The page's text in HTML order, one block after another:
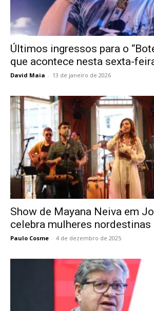
Últimos ingressos para o
que acontece nesta sexta-
David Maia - 13 de janeiro de 2026
Show de Mayana Neiva em
celebra mulheres nordestinas
Paulo Cosme - 4 de dezembro de 2025